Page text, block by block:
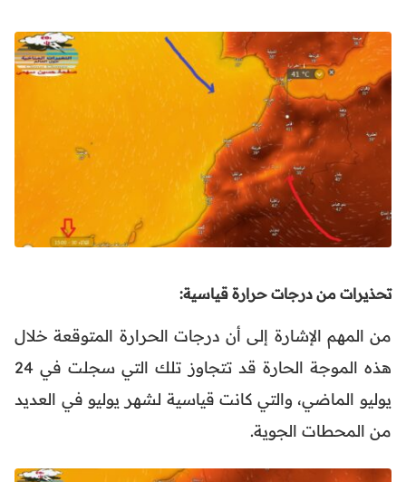
تحذيرات من درجات حرارة قياسية:
من المهم الإشارة إلى أن درجات الحرارة المتوقعة خلال
هذه الموجة الحارة قد تتجاوز تلك التي سجلت في 24
يوليو الماضي، والتي كانت قياسية لشهر يوليو في العديد
من المحطات الجوية.